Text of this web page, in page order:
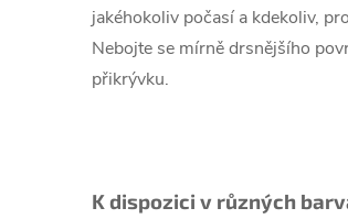
jakéhokoliv počasí a kdekoliv,
Nebojte se mírně drsnějšího
přikrývku.
K dispozici v různých